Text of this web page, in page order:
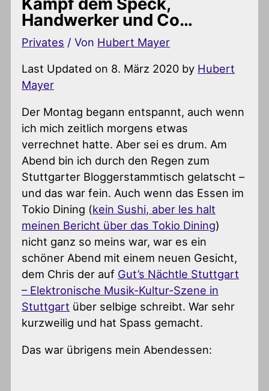
Handwerker und Co…
Privates / Von Hubert Mayer
Last Updated on 8. März 2020 by Hubert
Mayer
Der Montag begann entspannt, auch wenn
ich mich zeitlich morgens etwas
verrechnet hatte. Aber sei es drum. Am
Abend bin ich durch den Regen zum
Stuttgarter Bloggerstammtisch gelatscht –
und das war fein. Auch wenn das Essen im
Tokio Dining (kein Sushi, aber les halt
meinen Bericht über das Tokio Dining)
nicht ganz so meins war, war es ein
schöner Abend mit einem neuen Gesicht,
dem Chris der auf Gut’s Nächtle Stuttgart
– Elektronische Musik-Kultur-Szene in
Stuttgart über selbige schreibt. War sehr
kurzweilig und hat Spass gemacht.
Das war übrigens mein Abendessen: